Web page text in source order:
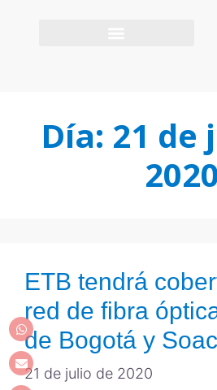
Día: 21 de
2020
ETB tendrá
red de fibra
de Bogotá y
21 de julio de 2020